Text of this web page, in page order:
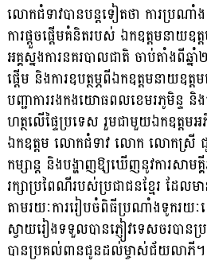
លោកជំទាវបានបន្តទៀតថា ការប្រណាំង
ការផ្តួចផ្តើមគំនិតរបស់ ឯកឧត្ដមនា
អគ្គស្នងការនគរបាលជាតិ ចាប់តាំងពីឆ្
ផ្តើម និងការឧបត្ថម្ភពីឯកឧត្ដមនាយ
បញ្ជាការរងកងយោធពលខេមរភូមិន្ទ និង
ហត្ថលើផ្ទៃប្រទេស រួមជាមួយឯកឧត្ត
ឯកឧត្តម លោកជំទាវ លោក លោកស្រី ជូ
កម្សាន្ត និងបង្ហាញឱ្យឃើញនូវការសាម
រក្សាប្រពៃណីរបស់ប្រជាជនខ្មែរ ដែ
តាមរយៈការរៀបចំពិធីប្រណាំងទូករយៈ
ស្វាយរៀងទទួលបានភ្ញៀវទេសចរបា
បានប្រគល់ពានជូនដល់ម្ចាស់ជ័យលាភី។